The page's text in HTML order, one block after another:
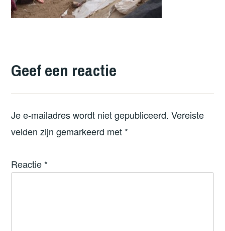
Geef een reactie
Je e-mailadres wordt niet gepubliceerd. Vereiste
velden zijn gemarkeerd met *
Reactie *